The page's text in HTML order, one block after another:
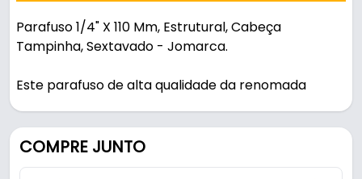
Parafuso 1/4" X 110 Mm, Estrutural, Cabeça
Tampinha, Sextavado - Jomarca.
Este parafuso de alta qualidade da renomada
exigem resistência e durabilidade. Produzido em
ferro com acabamento bicromatizado, oferece
proteção contra corrosão e um visual atrativo.
COMPRE JUNTO